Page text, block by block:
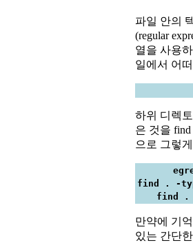
파일 안의
(regular
열을 사용
일에서 어
하위 디렉
은 것을
으로 그렇
find . -
find .
만약에 기
있는 간단